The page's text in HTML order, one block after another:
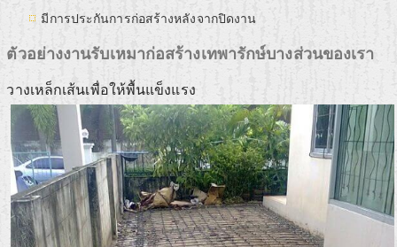
มีการประกันการก่อสร้างหลังจากปิดงาน
ตัวอย่างงานรับเหมาก่อสร้างเทพารักษ์บางส่วนของเรา
วางเหล็กเส้นเพื่อให้พื้นแข็งแรง